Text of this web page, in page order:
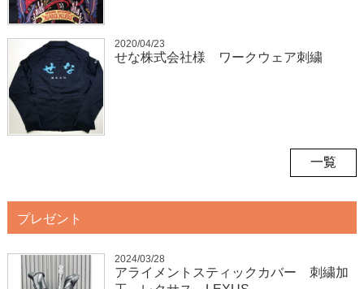
2020/04/23
せな株式会社様 ワークウェア刺繍
一覧
プレゼント
2024/03/28
アライメントスティックカバー 刺繍加